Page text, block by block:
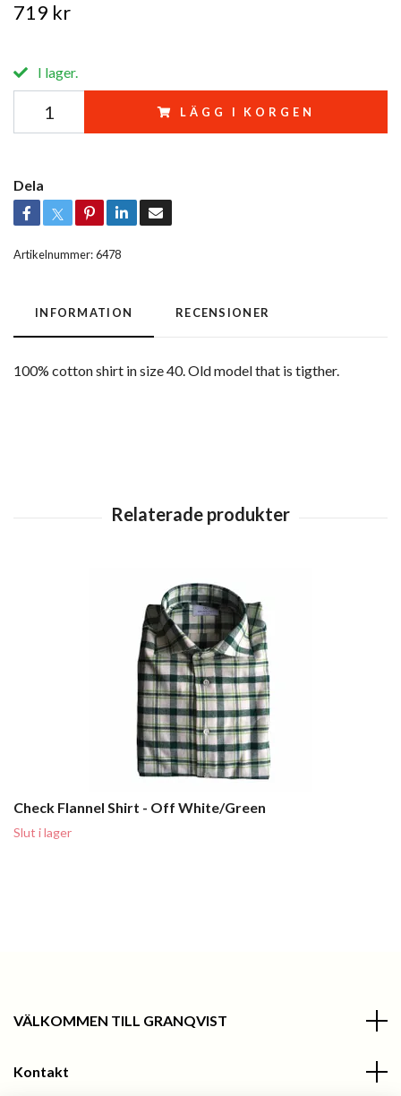
719 kr
I lager.
LÄGG I KORGEN
Dela
Artikelnummer:6478
INFORMATION RECENSIONER
100% cotton shirt in size 40. Old model that is tigther.
Check Flannel Shirt - Off White/Green
Slut i lager
VÄLKOMMEN TILL GRANQVIST
Kontakt